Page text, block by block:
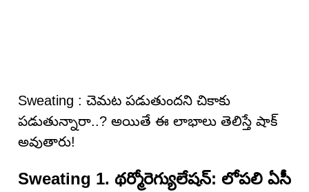
Sweating : చెమట పడుతుందని చికాకు
పడుతున్నారా..? అయితే ఈ లాభాలు తెలిస్తే షాక్
అవుతారు!
Sweating 1. థర్మోరెగ్యులేషన్: లోపలి ఏసీ